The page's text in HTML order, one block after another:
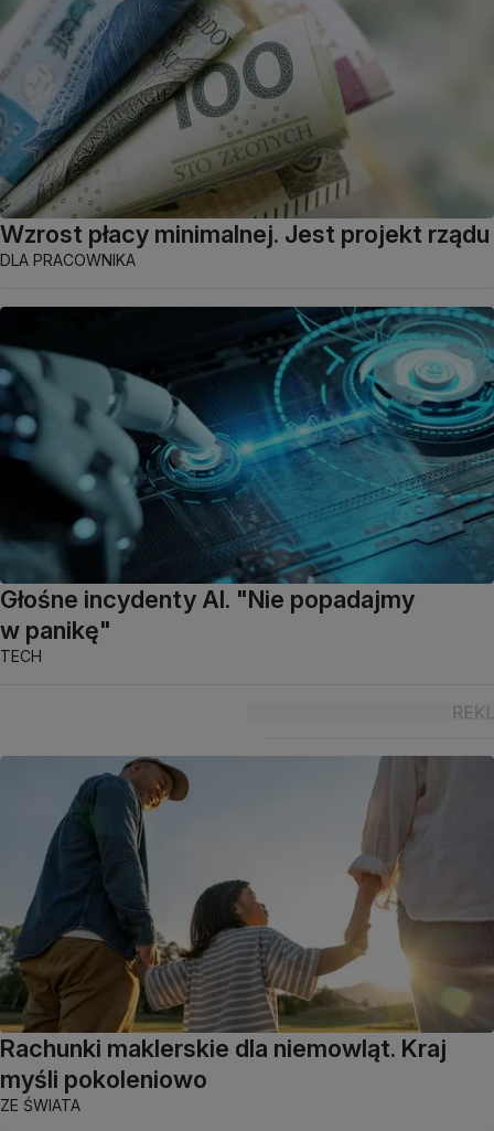
Wzrost płacy minimalnej. Jest projekt rządu
DLA PRACOWNIKA
Głośne incydenty AI. "Nie popadajmy
w panikę"
TECH
Rachunki maklerskie dla niemowląt. Kraj
myśli pokoleniowo
ZE ŚWIATA